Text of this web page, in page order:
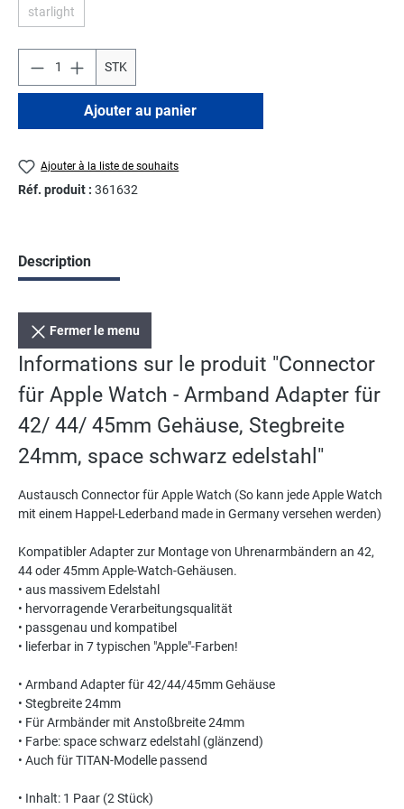
starlight(Cette option n'est pas disponible pour le moment.)
STK
Ajouter au panier
Ajouter à la liste de souhaits
Réf. produit : 361632
Description
Fermer le menu
Informations sur le produit "Connector
für Apple Watch - Armband Adapter für
42/ 44/ 45mm Gehäuse, Stegbreite
24mm, space schwarz edelstahl"
Austausch Connector für Apple Watch (So kann jede Apple Watch
mit einem Happel-Lederband made in Germany versehen werden)
Kompatibler Adapter zur Montage von Uhrenarmbändern an 42,
44 oder 45mm Apple-Watch-Gehäusen.
• aus massivem Edelstahl
• hervorragende Verarbeitungsqualität
• passgenau und kompatibel
• lieferbar in 7 typischen "Apple"-Farben!
• Armband Adapter für 42/44/45mm Gehäuse
• Stegbreite 24mm
• Für Armbänder mit Anstoßbreite 24mm
• Farbe: space schwarz edelstahl (glänzend)
• Auch für TITAN-Modelle passend
• Inhalt: 1 Paar (2 Stück)